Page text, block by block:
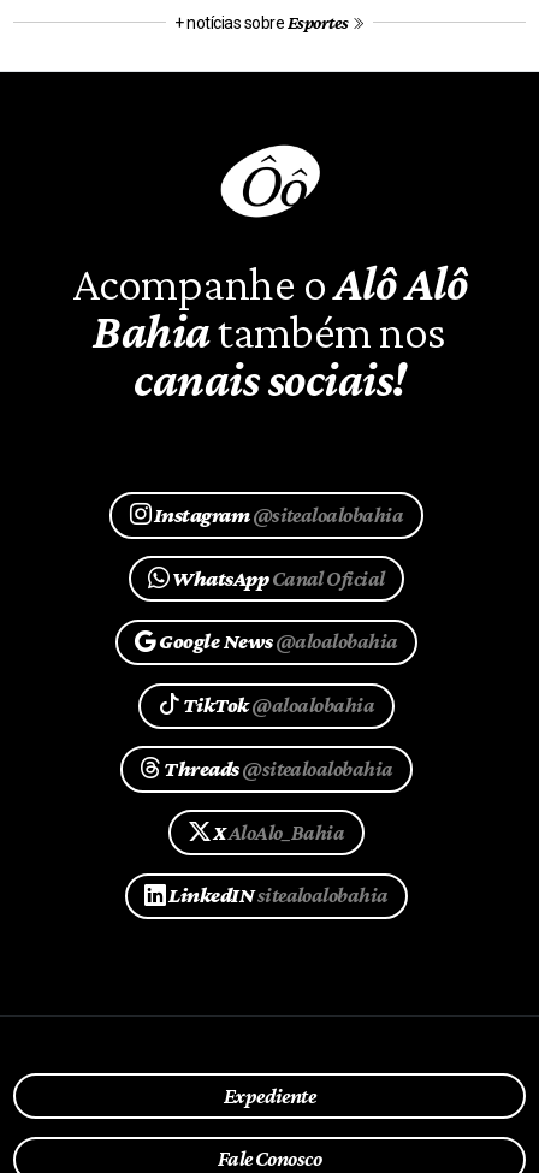
+ notícias sobre Esportes
Acompanhe oAlô Alô
Bahiatambém nos
canais sociais!
Instagram@sitealoalobahia
WhatsAppCanal Oficial
Google News@aloalobahia
TikTok@aloalobahia
Threads@sitealoalobahia
XAloAlo_Bahia
LinkedINsitealoalobahia
Expediente
Fale Conosco